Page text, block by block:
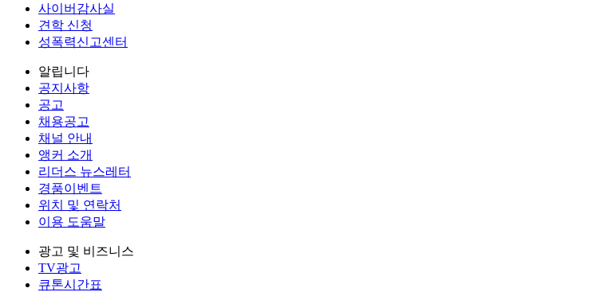
사이버감사실
견학 신청
성폭력신고센터
알립니다
공지사항
공고
채용공고
채널 안내
앵커 소개
리더스 뉴스레터
경품이벤트
위치 및 연락처
이용 도움말
광고 및 비즈니스
TV광고
큐톤시간표